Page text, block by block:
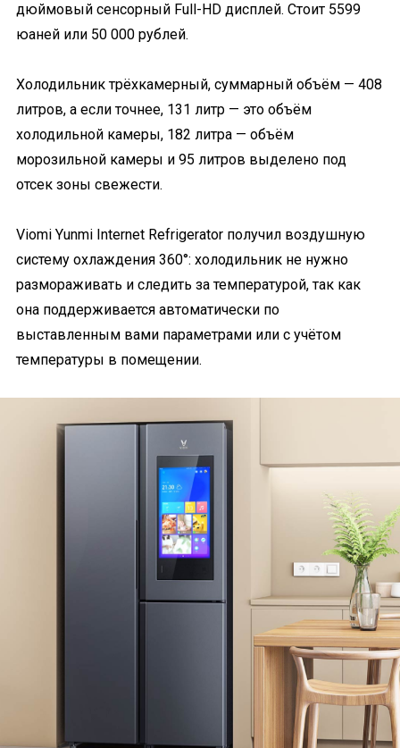
дюймовый сенсорный Full-HD дисплей. Стоит 5599
юаней или 50 000 рублей.
Холодильник трёхкамерный, суммарный объём — 408
литров, а если точнее, 131 литр — это объём
холодильной камеры, 182 литра — объём
морозильной камеры и 95 литров выделено под
отсек зоны свежести.
Viomi Yunmi Internet Refrigerator получил воздушную
систему охлаждения 360°: холодильник не нужно
размораживать и следить за температурой, так как
она поддерживается автоматически по
выставленным вами параметрами или с учётом
температуры в помещении.